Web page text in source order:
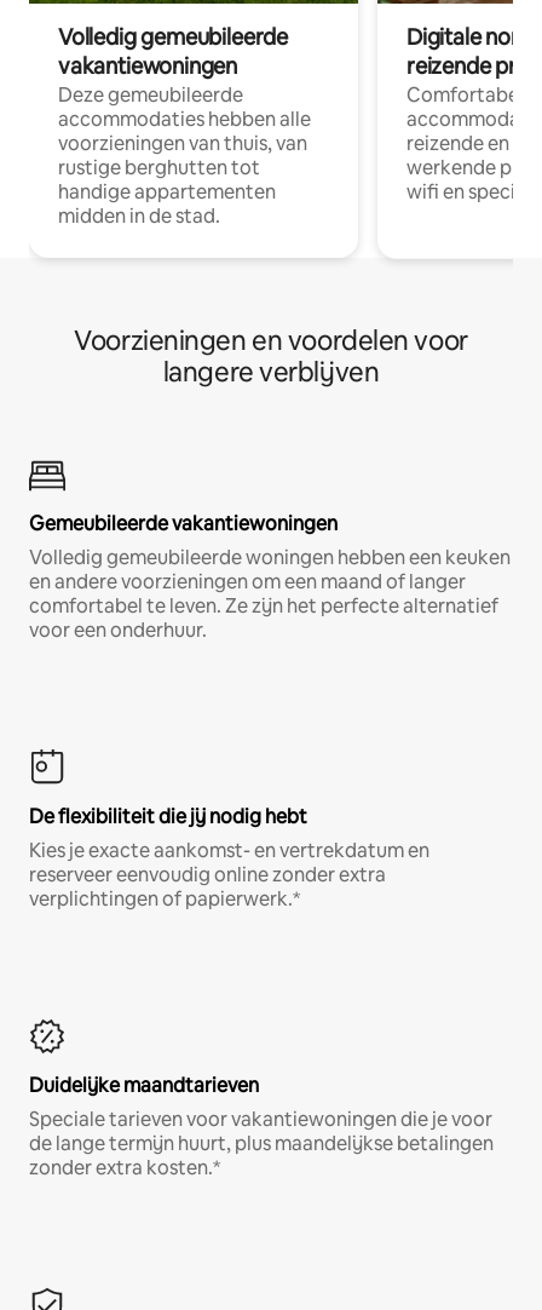
Volledig gemeubileerde
vakantiewoningen
Deze gemeubileerde
accommodaties hebben alle
voorzieningen van thuis, van
rustige berghutten tot
handige appartementen
midden in de stad.
Digitale
reizende
Comfortabele
reizende en
werkende
wifi en
Voorzieningen en voordelen voor
langere verblijven
Gemeubileerde vakantiewoningen
Volledig gemeubileerde woningen hebben een keuken
en andere voorzieningen om een maand of langer
comfortabel te leven. Ze zijn het perfecte alternatief
voor een onderhuur.
De flexibiliteit die jij nodig hebt
Kies je exacte aankomst- en vertrekdatum en
reserveer eenvoudig online zonder extra
verplichtingen of papierwerk.*
Duidelijke maandtarieven
Speciale tarieven voor vakantiewoningen die je voor
de lange termijn huurt, plus maandelijkse betalingen
zonder extra kosten.*